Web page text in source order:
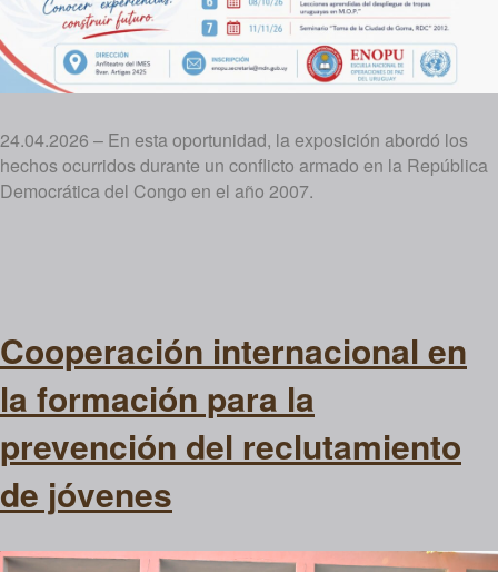
24.04.2026 – En esta oportunidad, la exposición abordó los
hechos ocurridos durante un conflicto armado en la República
Democrática del Congo en el año 2007.
Cooperación internacional en
la formación para la
prevención del reclutamiento
de jóvenes